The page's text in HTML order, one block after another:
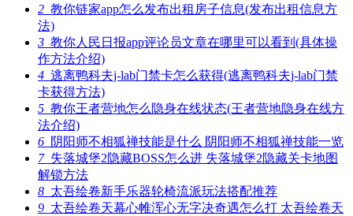
2 教你链家app怎么发布出租房子信息(发布出租信息方
法)
3 教你人民日报app评论员文章在哪里可以看到(具体操
作方法介绍)
4 逃离鸭科夫j-lab门禁卡怎么获得(逃离鸭科夫j-lab门禁
卡获得方法)
5 教你王者营地怎么隐身在线状态(王者营地隐身在线方
法介绍)
6 阴阳师不相狐禅技能是什么 阴阳师不相狐禅技能一览
7失落城堡2隐藏BOSS怎么进 失落城堡2隐藏关卡地图
解锁方法
8 太吾绘卷新手乐器轮椅流派玩法搭配推荐
9 太吾绘卷天幕心帷浑心无字决奇遇怎么打 太吾绘卷天